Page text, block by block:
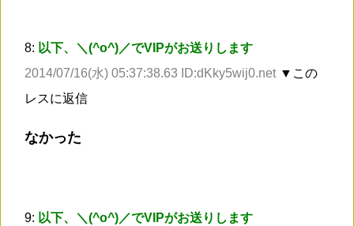
8: 以下、＼(^o^)／でVIPがお送りします
2014/07/16(水) 05:37:38.63 ID:dKky5wij0.net ▼この
レスに返信
なかった
9: 以下、＼(^o^)／でVIPがお送りします